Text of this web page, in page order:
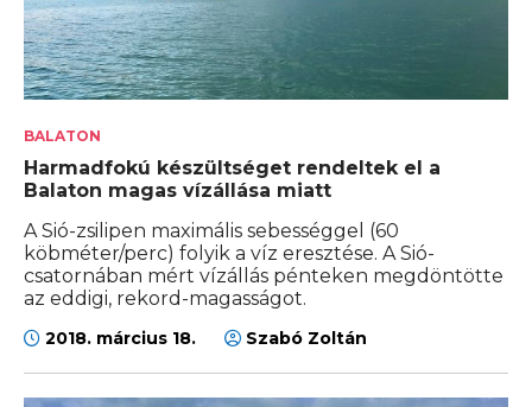
BALATON
Harmadfokú készültséget rendeltek el a
Balaton magas vízállása miatt
A Sió-zsilipen maximális sebességgel (60
köbméter/perc) folyik a víz eresztése. A Sió-
csatornában mért vízállás pénteken megdöntötte
az eddigi, rekord-magasságot.
2018. március 18. Szabó Zoltán